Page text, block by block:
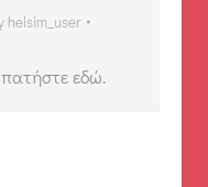
helsim_user
πατήστε εδώ.